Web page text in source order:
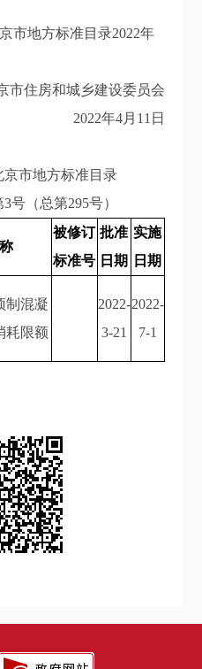
市地方标准目录2022年
市住房和城乡建设委员会
2022年4月 11 日
京市地方标准目录
3号（总第295号）
被修订
标准号
批准
日期
实施
日期
制混凝
耗限额
2022-
3-21
2022-
7-1